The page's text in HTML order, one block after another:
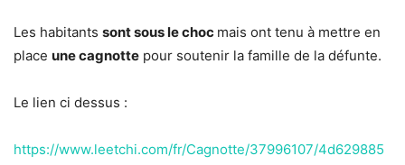
Les habitants sont sous le choc mais ont tenu à mettre en
place une cagnotte pour soutenir la famille de la défunte.
Le lien ci dessus :
https://www.leetchi.com/fr/Cagnotte/37996107/4d629885